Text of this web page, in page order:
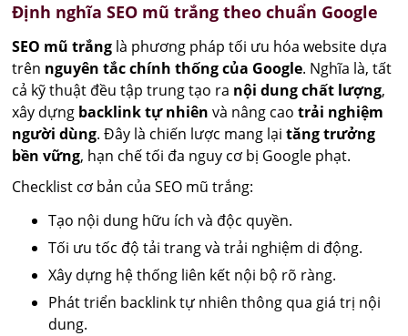
Định nghĩa SEO mũ trắng theo chuẩn Google
SEO mũ trắng là phương pháp tối ưu hóa website dựa
trên nguyên tắc chính thống của Google. Nghĩa là, tất
cả kỹ thuật đều tập trung tạo ra nội dung chất lượng,
xây dựng backlink tự nhiên và nâng caotrải nghiệm
người dùng. Đây là chiến lược mang lạităng trưởng
bền vững, hạn chế tối đa nguy cơ bị Google phạt.
Checklist cơ bản của SEO mũ trắng:
Tạo nội dung hữu ích và độc quyền.
Tối ưu tốc độ tải trang và trải nghiệm di động.
Xây dựng hệ thống liên kết nội bộ rõ ràng.
Phát triển backlink tự nhiên thông qua giá trị nội
dung.